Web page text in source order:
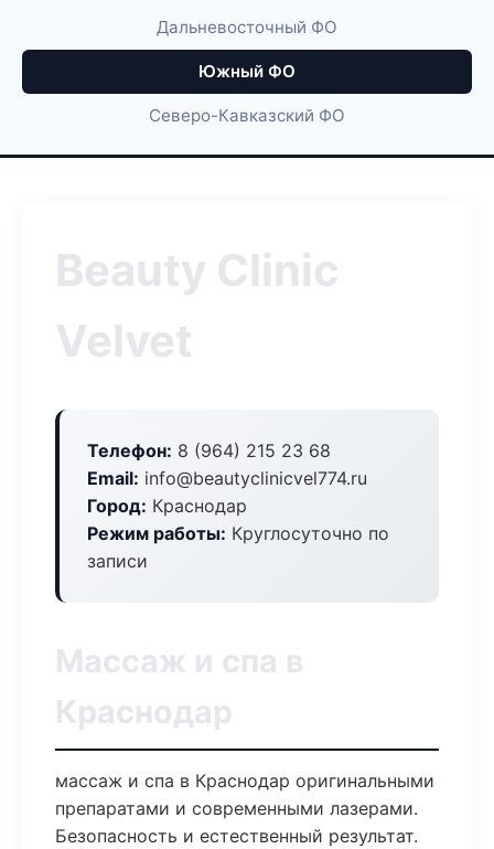
Дальневосточный ФО
Южный ФО
Северо-Кавказский ФО
Beauty Clinic
Velvet
Телефон: 8 (964) 215 23 68
Email: info@beautyclinicvel774.ru
Город: Краснодар
Режим работы: Круглосуточно по
записи
Массаж и спа в
Краснодар
массаж и спа в Краснодар оригинальными
препаратами и современными лазерами.
Безопасность и естественный результат.